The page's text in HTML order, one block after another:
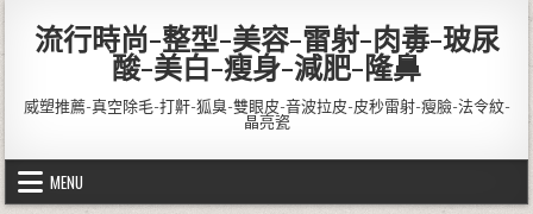
流行時尚-整型-美容-雷射-肉毒-玻尿
酸-美白-瘦身-減肥-隆鼻
威塑推薦-真空除毛-打鼾-狐臭-雙眼皮-音波拉皮-皮秒雷射-瘦臉-法令紋-
晶亮瓷
MENU